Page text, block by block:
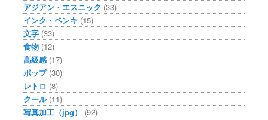
アジアン・エスニック (33)
インク・ペンキ (15)
文字 (33)
食物 (12)
高級感 (17)
ポップ(30)
レトロ (8)
クール(11)
写真加工（jpg）
(92)